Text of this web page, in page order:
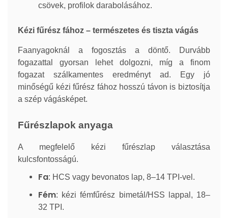
csövek, profilok darabolásához.
Kézi fűrész fához – természetes és tiszta vágás
Faanyagoknál a fogosztás a döntő. Durvább
fogazattal gyorsan lehet dolgozni, míg a finom
fogazat szálkamentes eredményt ad. Egy jó
minőségű kézi fűrész fához hosszú távon is biztosítja
a szép vágásképet.
Fűrészlapok anyaga
A megfelelő kézi fűrészlap választása
kulcsfontosságú.
Fa: HCS vagy bevonatos lap, 8–14 TPI-vel.
Fém: kézi fémfűrész bimetál/HSS lappal, 18–
32 TPI.